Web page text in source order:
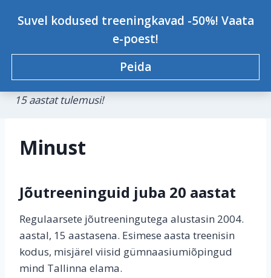
Personaaltreener Kristjan-
Johannes Konsap
Treeningkavad, personaaltreeningud,
koolitused.
15 aastat tulemusi!
Minust
Jõutreeninguid juba 20 aastat
Regulaarsete jõutreeningutega alustasin 2004.
aastal, 15 aastasena. Esimese aasta treenisin
kodus, misjärel viisid gümnaasiumiõpingud
mind Tallinna elama.
Suvel kodused treeningkavad -50%! Vaata
e-poest!
Peida